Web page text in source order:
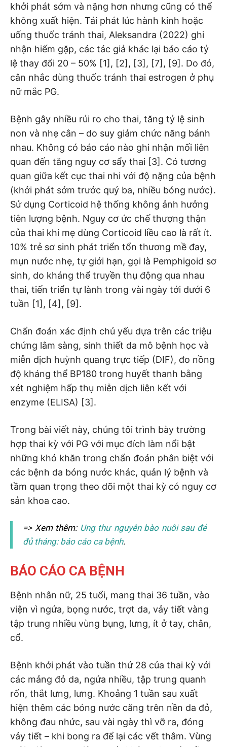
khởi phát sớm và nặng hơn nhưng cũng có thể
không xuất hiện. Tái phát lúc hành kinh hoặc
uống thuốc tránh thai, Aleksandra (2022) ghi
nhận hiếm gặp, các tác giả khác lại báo cáo tỷ
lệ thay đổi 20 – 50% [1], [2], [3], [7], [9]. Do đó,
cân nhắc dùng thuốc tránh thai estrogen ở phụ
nữ mắc PG.
Bệnh gây nhiều rủi ro cho thai, tăng tỷ lệ sinh
non và nhẹ cân – do suy giảm chức năng bánh
nhau. Không có báo cáo nào ghi nhận mối liên
quan đến tăng nguy cơ sẩy thai [3]. Có tương
quan giữa kết cục thai nhi với độ nặng của bệnh
(khởi phát sớm trước quý ba, nhiều bóng nước).
Sử dụng Corticoid hệ thống không ảnh hưởng
tiên lượng bệnh. Nguy cơ ức chế thượng thận
của thai khi mẹ dùng Corticoid liều cao là rất ít.
10% trẻ sơ sinh phát triển tổn thương mề đay,
mụn nước nhẹ, tự giới hạn, gọi là Pemphigoid sơ
sinh, do kháng thể truyền thụ động qua nhau
thai, tiến triển tự lành trong vài ngày tới dưới 6
tuần [1], [4], [9].
Chẩn đoán xác định chủ yếu dựa trên các triệu
chứng lâm sàng, sinh thiết da mô bệnh học và
miễn dịch huỳnh quang trực tiếp (DIF), đo nồng
độ kháng thể BP180 trong huyết thanh bằng
xét nghiệm hấp thụ miễn dịch liên kết với
enzyme (ELISA) [3].
Trong bài viết này, chúng tôi trình bày trường
hợp thai kỳ với PG với mục đích làm nổi bật
những khó khăn trong chẩn đoán phân biệt với
các bệnh da bóng nước khác, quản lý bệnh và
tầm quan trọng theo dõi một thai kỳ có nguy cơ
sản khoa cao.
=> Xem thêm: Ung thư nguyên bào nuôi sau đẻ
đủ tháng: báo cáo ca bệnh.
BÁO CÁO CA BỆNH
Bệnh nhân nữ, 25 tuổi, mang thai 36 tuần, vào
viện vì ngứa, bọng nước, trợt da, vảy tiết vàng
tập trung nhiều vùng bụng, lưng, ít ở tay, chân,
cổ.
Bệnh khởi phát vào tuần thứ 28 của thai kỳ với
các mảng đỏ da, ngứa nhiều, tập trung quanh
rốn, thắt lưng, lưng. Khoảng 1 tuần sau xuất
hiện thêm các bóng nước căng trên nền da đỏ,
không đau nhức, sau vài ngày thì vỡ ra, đóng
vảy tiết – khi bong ra để lại các vết thâm. Vùng